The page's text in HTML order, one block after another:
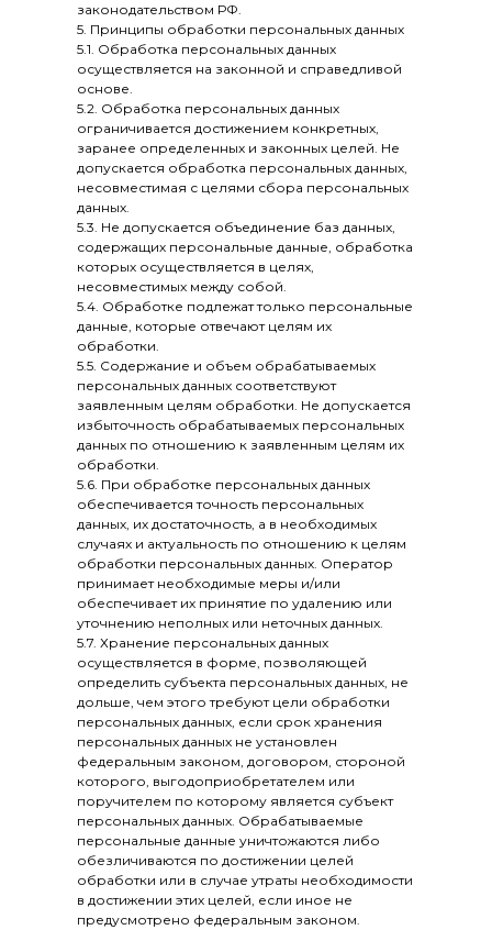
законодательством РФ.
5. Принципы обработки персональных данных
5.1. Обработка персональных данных
осуществляется на законной и справедливой
основе.
5.2. Обработка персональных данных
ограничивается достижением конкретных,
заранее определенных и законных целей. Не
допускается обработка персональных данных,
несовместимая с целями сбора персональных
данных.
5.3. Не допускается объединение баз данных,
содержащих персональные данные, обработка
которых осуществляется в целях,
несовместимых между собой.
5.4. Обработке подлежат только персональные
данные, которые отвечают целям их
обработки.
5.5. Содержание и объем обрабатываемых
персональных данных соответствуют
заявленным целям обработки. Не допускается
избыточность обрабатываемых персональных
данных по отношению к заявленным целям их
обработки.
5.6. При обработке персональных данных
обеспечивается точность персональных
данных, их достаточность, а в необходимых
случаях и актуальность по отношению к целям
обработки персональных данных. Оператор
принимает необходимые меры и/или
обеспечивает их принятие по удалению или
уточнению неполных или неточных данных.
5.7. Хранение персональных данных
осуществляется в форме, позволяющей
определить субъекта персональных данных, не
дольше, чем этого требуют цели обработки
персональных данных, если срок хранения
персональных данных не установлен
федеральным законом, договором, стороной
которого, выгодоприобретателем или
поручителем по которому является субъект
персональных данных. Обрабатываемые
персональные данные уничтожаются либо
обезличиваются по достижении целей
обработки или в случае утраты необходимости
в достижении этих целей, если иное не
предусмотрено федеральным законом.